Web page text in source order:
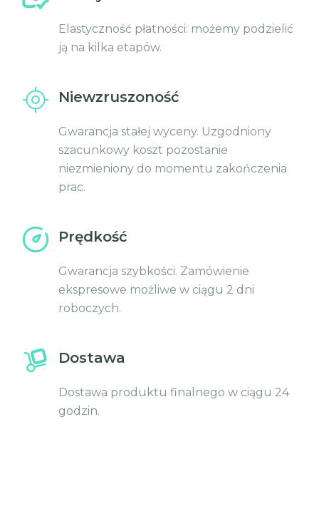
Elastyczność płatności: możemy podzielić
ją na kilka etapów.
Niewzruszoność
Gwarancja stałej wyceny. Uzgodniony
szacunkowy koszt pozostanie
niezmieniony do momentu zakończenia
prac.
Prędkość
Gwarancja szybkości. Zamówienie
ekspresowe możliwe w ciągu 2 dni
roboczych.
Dostawa
Dostawa produktu finalnego w ciągu 24
godzin.